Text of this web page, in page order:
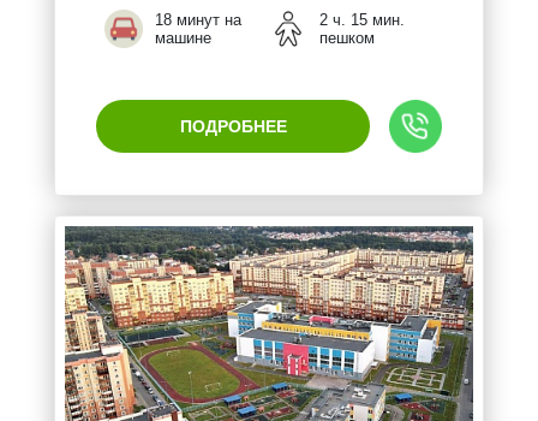
18 минут на
машине
2 ч. 15 мин.
пешком
ПОДРОБНЕЕ